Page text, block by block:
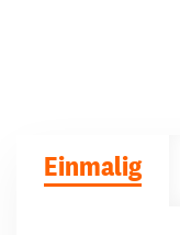
Einmalig